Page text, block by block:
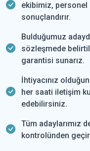
ekibimiz, personel
sonuçlandırır.
Bulduğumuz
sözleşmede
garantisi sunarız.
İhtiyacınız
her saati iletişim
edebilirsiniz.
Tüm adaylarımız
kontrolünden